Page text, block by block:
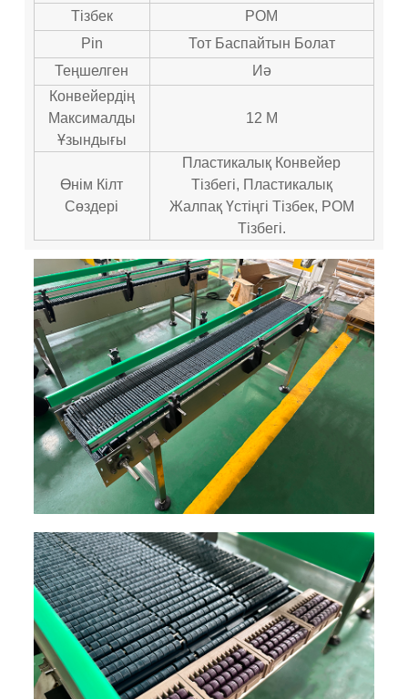
Тізбек
POM
Pin
Тот Баспайтын Болат
Теңшелген
Иә
Конвейердің
Максималды
Ұзындығы
12 М
Өнім Кілт
Сөздері
Пластикалық Конвейер
Тізбегі, Пластикалық
Жалпақ Үстіңгі Тізбек, POM
Тізбегі.